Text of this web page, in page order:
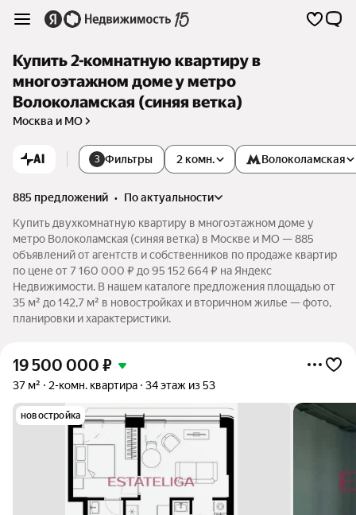
Купить 2-комнатную квартиру в
многоэтажном доме у метро
Волоколамская (синяя ветка)
Москва и МО
AI 3 Фильтры 2 комн. Волоколамская
885 предложений •
по актуальности
Купить двухкомнатную квартиру в многоэтажном доме у
метро Волоколамская (синяя ветка) в Москве и МО — 885
объявлений от агентств и собственников по продаже квартир
по цене от 7 160 000 ₽ до 95 152 664 ₽ на Яндекс
Недвижимости. В нашем каталоге предложения площадью от
35 м² до 142,7 м² в новостройках и вторичном жилье — фото,
планировки и характеристики.
19 500 000 ₽
37 м² 2-комн. квартира 34 этаж из 53
новостройка